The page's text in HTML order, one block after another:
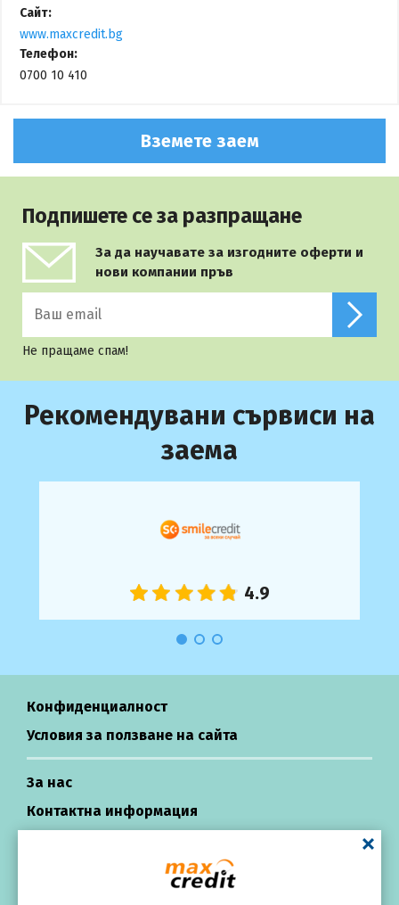
Сайт:
www.maxcredit.bg
Телефон:
0700 10 410
Вземете заем
Подпишете се за разпращане
За да научавате за изгодните оферти и
нови компании пръв
Не пращаме спам!
Рекомендувани сървиси на
заема
Конфиденциалност
Условия за ползване на сайта
За нас
Контактна информация